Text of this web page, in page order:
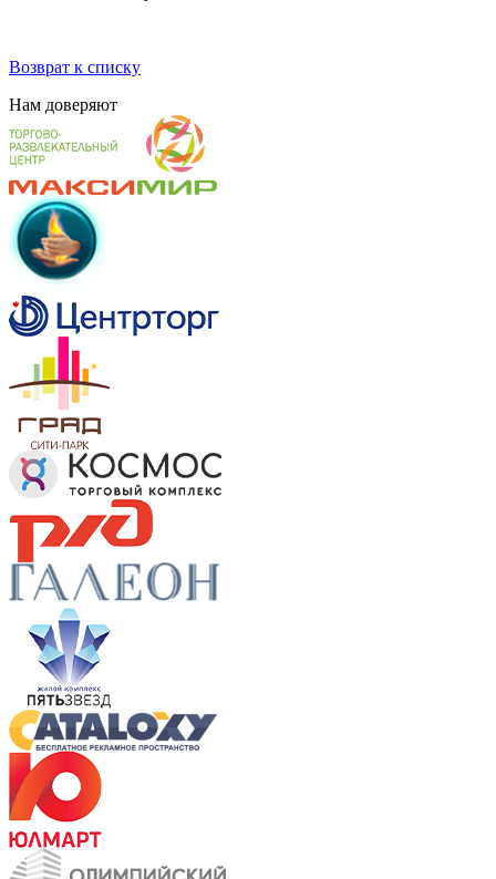
Возврат к списку
Нам доверяют